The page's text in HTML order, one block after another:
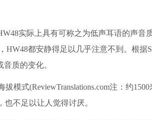
实际上具有可称之为低声耳语的声音
都安静得足以几乎注意不到。根据
质的变化。
式(ReviewTranslations.com注：约1500
不足以让人觉得讨厌。